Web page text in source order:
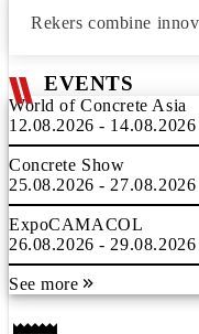
Rekers combine
EVENTS
World of Concrete Asia
12.08.2026 - 14.08.2026
Concrete Show
25.08.2026 - 27.08.2026
ExpoCAMACOL
26.08.2026 - 29.08.2026
See more